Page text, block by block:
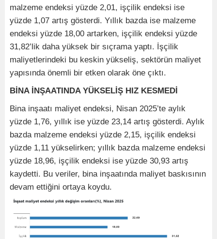
malzeme endeksi yüzde 2,01, işçilik endeksi ise
yüzde 1,07 artış gösterdi. Yıllık bazda ise malzeme
endeksi yüzde 18,00 artarken, işçilik endeksi yüzde
31,82’lik daha yüksek bir sıçrama yaptı. İşçilik
maliyetlerindeki bu keskin yükseliş, sektörün maliyet
yapısında önemli bir etken olarak öne çıktı.
BİNA İNŞAATINDA YÜKSELİŞ HIZ KESMEDİ
Bina inşaatı maliyet endeksi, Nisan 2025’te aylık
yüzde 1,76, yıllık ise yüzde 23,14 artış gösterdi. Aylık
bazda malzeme endeksi yüzde 2,15, işçilik endeksi
yüzde 1,11 yükselirken; yıllık bazda malzeme endeksi
yüzde 18,96, işçilik endeksi ise yüzde 30,93 artış
kaydetti. Bu veriler, bina inşaatında maliyet baskısının
devam ettiğini ortaya koydu.